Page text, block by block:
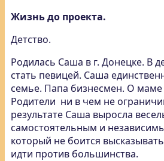
Жизнь до проекта.
Детство.
Родилась Саша в г. Донецке. В
стать певицей. Саша
семье. Папа бизнесмен. О маме
Родители ни в чем не
результате Саша выросла
самостоятельным и
который не боится
идти против большинства.